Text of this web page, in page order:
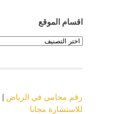
اقسام الموقع
اقسام
الموقع
رقم محامي في الرياض
للاستشارة مجانا